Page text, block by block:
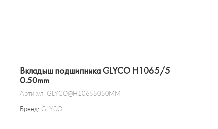
Вкладыш подшипника GLYCO H1065/5
0.50mm
Артикул: GLYCO@H10655050MM
Бренд: GLYCO